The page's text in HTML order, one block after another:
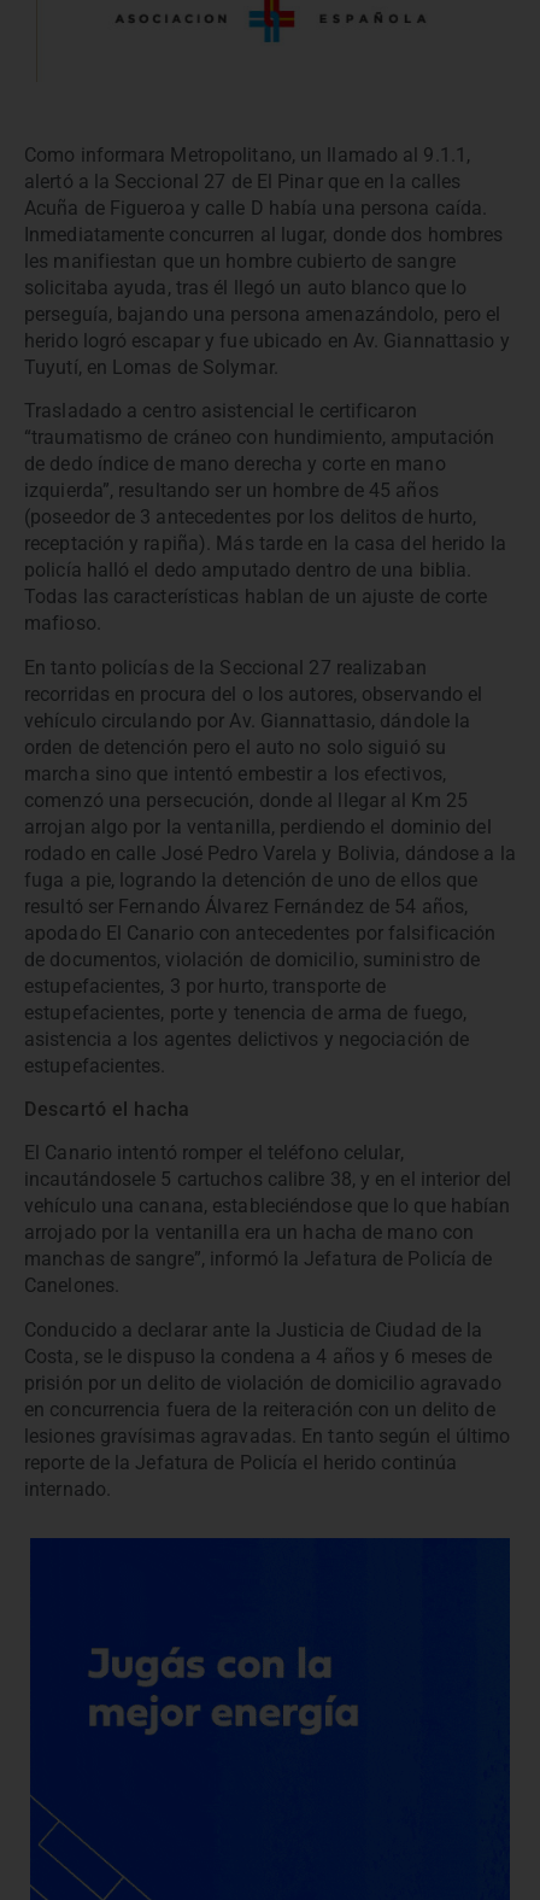
Como informara Metropolitano, un llamado al 9.1.1,
alertó a la Seccional 27 de El Pinar que en la calles
Acuña de Figueroa y calle D había una persona caída.
Inmediatamente concurren al lugar, donde dos hombres
les manifiestan que un hombre cubierto de sangre
solicitaba ayuda, tras él llegó un auto blanco que lo
perseguía, bajando una persona amenazándolo, pero el
herido logró escapar y fue ubicado en Av. Giannattasio y
Tuyutí, en Lomas de Solymar.
Trasladado a centro asistencial le certificaron
“traumatismo de cráneo con hundimiento, amputación
de dedo índice de mano derecha y corte en mano
izquierda”, resultando ser un hombre de 45 años
(poseedor de 3 antecedentes por los delitos de hurto,
receptación y rapiña). Más tarde en la casa del herido la
policía halló el dedo amputado dentro de una biblia.
Todas las características hablan de un ajuste de corte
mafioso.
En tanto policías de la Seccional 27 realizaban
recorridas en procura del o los autores, observando el
vehículo circulando por Av. Giannattasio, dándole la
orden de detención pero el auto no solo siguió su
marcha sino que intentó embestir a los efectivos,
comenzó una persecución, donde al llegar al Km 25
arrojan algo por la ventanilla, perdiendo el dominio del
rodado en calle José Pedro Varela y Bolivia, dándose a la
fuga a pie, logrando la detención de uno de ellos que
resultó ser Fernando Álvarez Fernández de 54 años,
apodado El Canario con antecedentes por falsificación
de documentos, violación de domicilio, suministro de
estupefacientes, 3 por hurto, transporte de
estupefacientes, porte y tenencia de arma de fuego,
asistencia a los agentes delictivos y negociación de
estupefacientes.
Descartó el hacha
El Canario intentó romper el teléfono celular,
incautándosele 5 cartuchos calibre 38, y en el interior del
vehículo una canana, estableciéndose que lo que habían
arrojado por la ventanilla era un hacha de mano con
manchas de sangre”, informó la Jefatura de Policía de
Canelones.
Conducido a declarar ante la Justicia de Ciudad de la
Costa, se le dispuso la condena a 4 años y 6 meses de
prisión por un delito de violación de domicilio agravado
en concurrencia fuera de la reiteración con un delito de
lesiones gravísimas agravadas. En tanto según el último
reporte de la Jefatura de Policía el herido continúa
internado.